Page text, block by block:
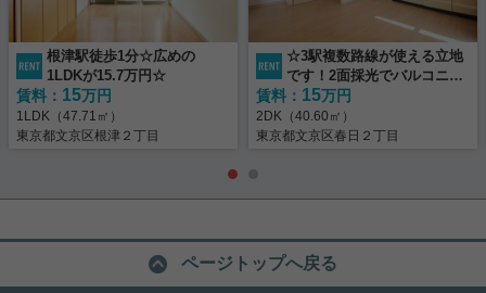
根津駅徒歩1分☆広めの
1LDKが15.7万円☆
賃料： 15万円
1LDK（47.71㎡）
東京都文京区根津２丁目
☆3駅複数路線が使える立地
です！2面採光でバルコニー
広め☆
賃料： 15万円
2DK（40.60㎡）
東京都文京区春日２丁目
ページトップへ戻る